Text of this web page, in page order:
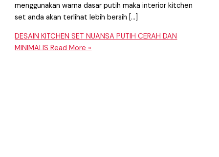
menggunakan warna dasar putih maka interior kitchen
set anda akan terlihat lebih bersih […]
DESAIN KITCHEN SET NUANSA PUTIH CERAH DAN
MINIMALIS Read More »